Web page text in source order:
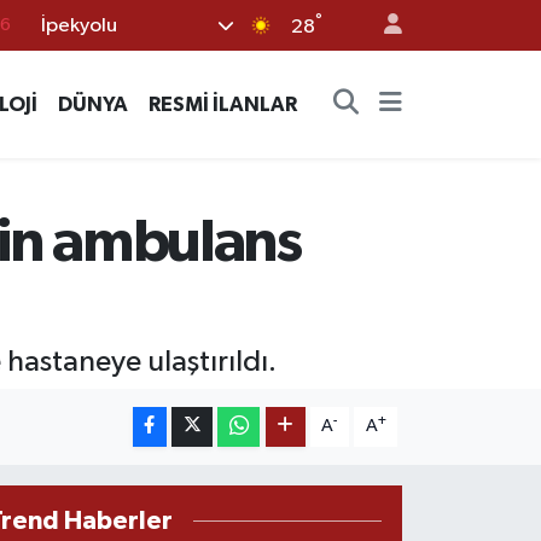
İpekyolu 28°
DÜNYA RESMİ İLANLAR
ambulans
ulaştırıldı.
A- A+
Haberler